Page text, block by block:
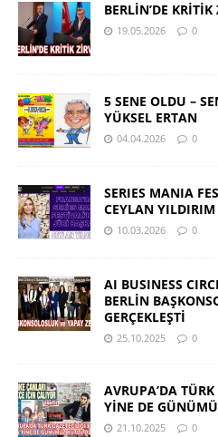
BERLİN’DE KRİTİK
19.05.2026 0
5 SENE OLDU –
YÜKSEL ERTAN
04.04.2026 0
SERIES MANIA
CEYLAN YILDIRIM
10.03.2026 0
AI BUSINESS
BERLİN
GERÇEKLEŞTİ
25.10.2025 0
AVRUPA’DA
YİNE DE
21.10.2025 0